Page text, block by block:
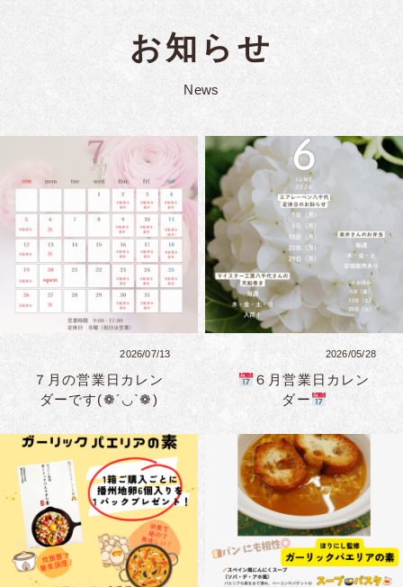
お知らせ
News
2026/07/13
７月の営業日カレン
ダーです(❁´◡`❁)
2026/05/28
６月営業日カレン
ダー